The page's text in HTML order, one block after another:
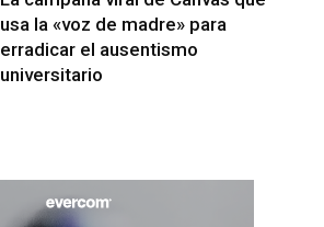
usa la «voz de madre» para
erradicar el ausentismo
universitario